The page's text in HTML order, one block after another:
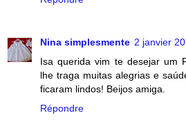
Nina simplesmente 2 janvier
Isa querida vim te desejar um
lhe traga muitas alegrias e
ficaram lindos! Beijos amiga.
Répondre